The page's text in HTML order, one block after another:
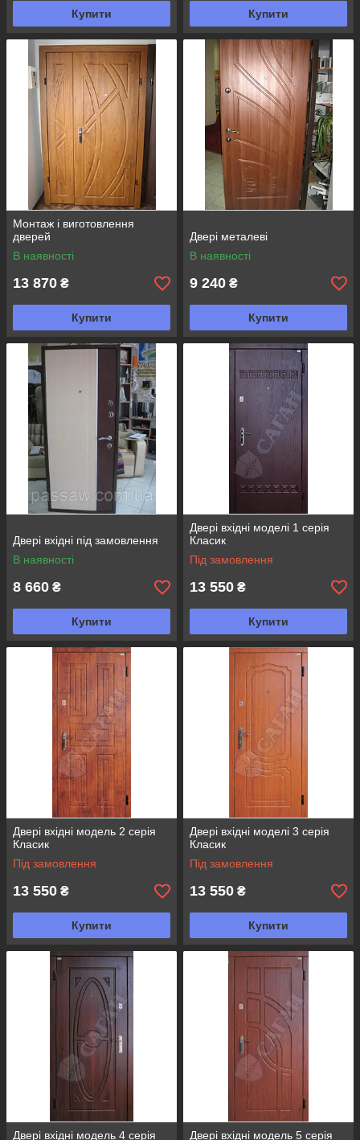
Купити Купити
Монтаж і виготовлення
дверей
В наявності
13 870 ₴
Купити
Двері металеві
В наявності
9 240 ₴
Купити
Двері вхідні під замовлення
В наявності
8 660 ₴
Купити
Двері вхідні моделі 1 серія
Класик
Під замовлення
13 550 ₴
Купити
Двері вхідні модель 2 серія
Класик
Під замовлення
13 550 ₴
Купити
Двері вхідні моделі 3 серія
Класик
Під замовлення
13 550 ₴
Купити
Двері вхідні модель 4 серія Двері вхідні модель 5 серія